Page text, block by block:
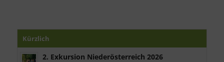
Kürzlich
2. Exkursion Niederösterreich 2026